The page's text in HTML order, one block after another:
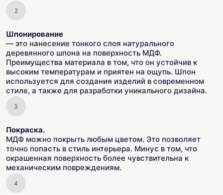
Шпонирование
— это нанесение тонкого слоя натурального
деревянного шпона на поверхность МДФ.
Преимущества материала в том, что он устойчив к
высоким температурам и приятен на ощупь. Шпон
используется для создания изделий в современном
стиле, а также для разработки уникального дизайна.
Покраска.
МДФ можно покрыть любым цветом. Это позволяет
точно попасть в стиль интерьера. Минус в том, что
окрашенная поверхность более чувствительна к
механическим повреждениям.